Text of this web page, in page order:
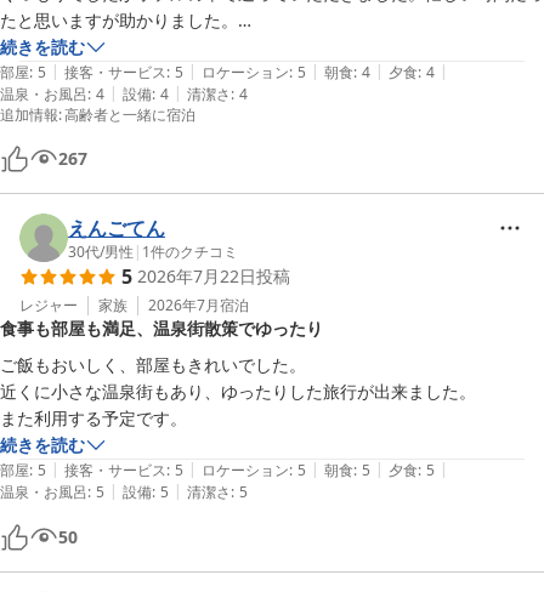
たと思いますが助かりました。
家内と家内の妹と私の３人で一泊しましたが部屋が広く寝室も別にでき
ゆっくりできました。
露天風呂から見る池と森の景色には癒されました。今までで入ったお風
呂のベスト３に入ります。
続きを読む
部屋: 5 | 接客・サービス: 5 | ロケーション: 5 | 朝食: 4 | 夕食: 4 |
温泉・お風呂: 4 | 設備: 4 | 清潔さ: 4
追加情報:高齢者と一緒に宿泊
267
えんごてん
30代/男性 | 1件のクチコミ
5 2026年7月22日投稿
レジャー 家族 2026年7月宿泊
食事も部屋も満足、温泉街散策でゆったり
ご飯もおいしく、部屋もきれいでした。
近くに小さな温泉街もあり、ゆったりした旅行が出来ました。
また利用する予定です。
続きを読む
部屋: 5 | 接客・サービス: 5 | ロケーション: 5 | 朝食: 5 | 夕食: 5 |
温泉・お風呂: 5 | 設備: 5 | 清潔さ: 5
50